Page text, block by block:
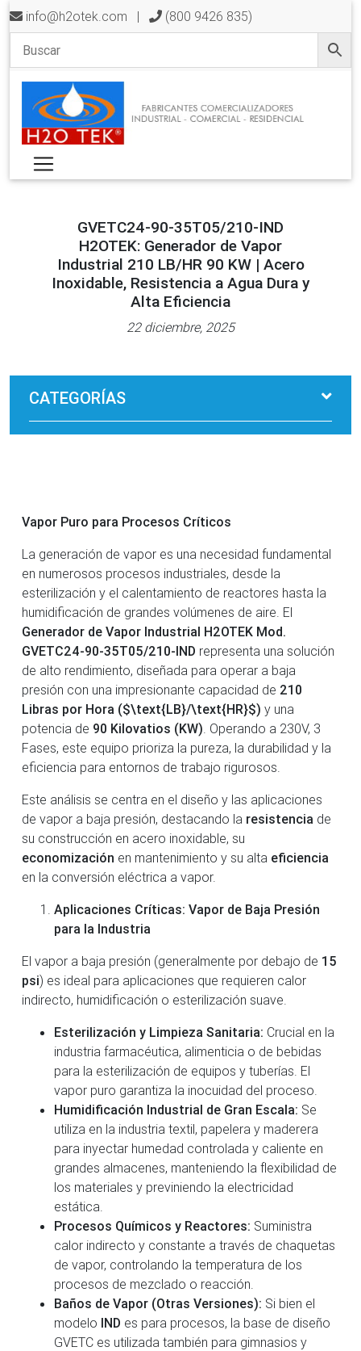
info@h2otek.com | (800 9426 835)
GVETC24-90-35T05/210-IND
H2OTEK: Generador de Vapor
Industrial 210 LB/HR 90 KW | Acero
Inoxidable, Resistencia a Agua Dura y
Alta Eficiencia
22 diciembre, 2025
CATEGORÍAS
Vapor Puro para Procesos Críticos
La generación de vapor es una necesidad fundamental
en numerosos procesos industriales, desde la
esterilización y el calentamiento de reactores hasta la
humidificación de grandes volúmenes de aire. El
Generador de Vapor Industrial H2OTEK Mod.
GVETC24-90-35T05/210-IND representa una solución
de alto rendimiento, diseñada para operar a baja
presión con una impresionante capacidad de 210
Libras por Hora ($\text{LB}/\text{HR}$) y una
potencia de 90 Kilovatios (KW) . Operando a 230V, 3
Fases, este equipo prioriza la pureza, la durabilidad y la
eficiencia para entornos de trabajo rigurosos.
Este análisis se centra en el diseño y las aplicaciones
de vapor a baja presión, destacando la resistencia de
su construcción en acero inoxidable, su
economización en mantenimiento y su alta eficiencia
en la conversión eléctrica a vapor.
Aplicaciones Críticas: Vapor de Baja Presión
para la Industria
El vapor a baja presión (generalmente por debajo de 15
psi) es ideal para aplicaciones que requieren calor
indirecto, humidificación o esterilización suave.
Esterilización y Limpieza Sanitaria: Crucial en la
industria farmacéutica, alimenticia o de bebidas
para la esterilización de equipos y tuberías. El
vapor puro garantiza la inocuidad del proceso.
Humidificación Industrial de Gran Escala: Se
utiliza en la industria textil, papelera y maderera
para inyectar humedad controlada y caliente en
grandes almacenes, manteniendo la flexibilidad de
los materiales y previniendo la electricidad
estática.
Procesos Químicos y Reactores: Suministra
calor indirecto y constante a través de chaquetas
de vapor, controlando la temperatura de los
procesos de mezclado o reacción.
Baños de Vapor (Otras Versiones): Si bien el
modelo IND es para procesos, la base de diseño
GVETC es utilizada también para gimnasios y